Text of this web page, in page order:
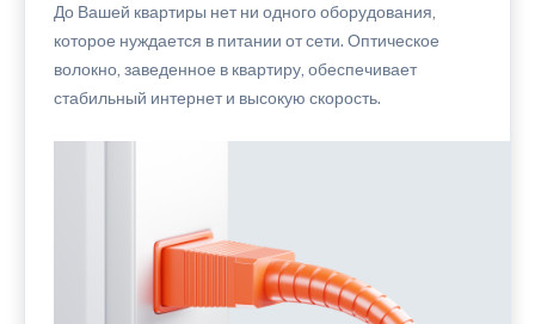
До Вашей квартиры нет ни одного оборудования,
которое нуждается в питании от сети. Оптическое
волокно, заведенное в квартиру, обеспечивает
стабильный интернет и высокую скорость.